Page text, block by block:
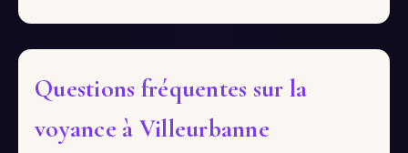
Questions fréquentes sur la
voyance à Villeurbanne